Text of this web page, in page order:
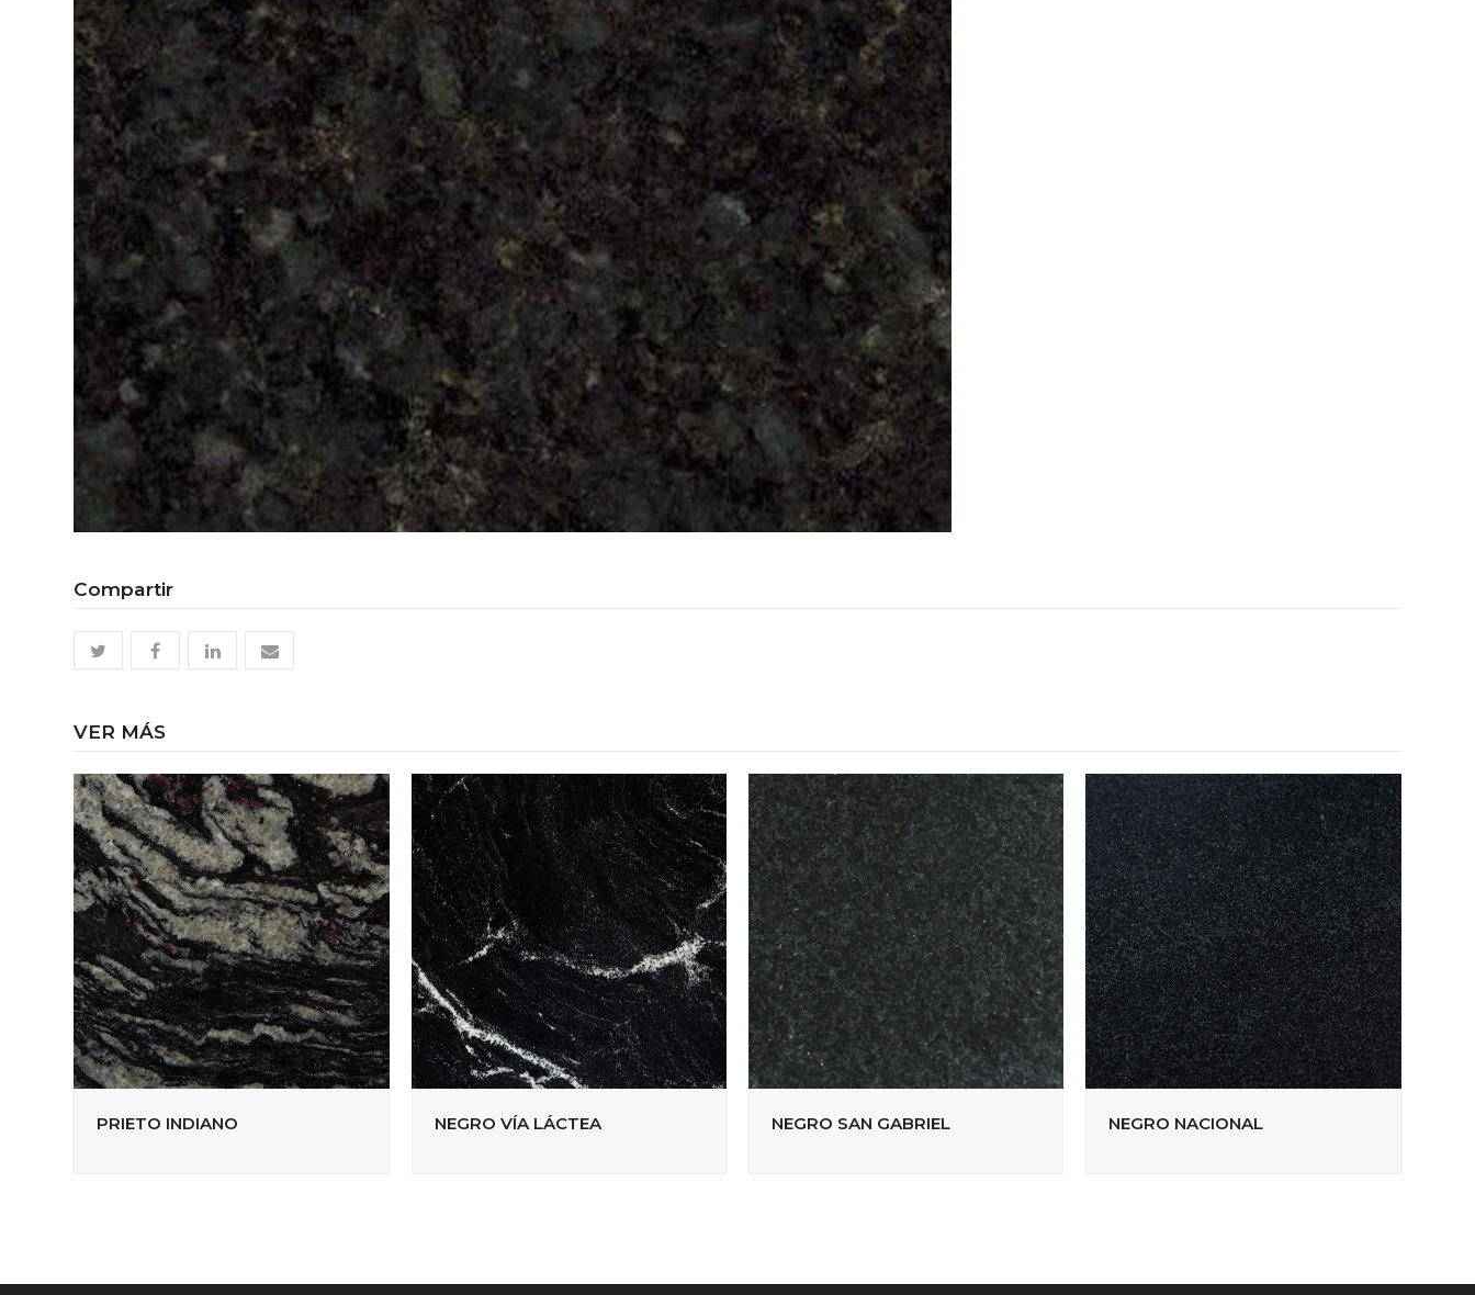
Compartir
twitterfacebooklinkedinemail
VER MÁS
PRIETO INDIANO NEGRO VÍA LÁCTEA NEGRO SAN GABRIEL NEGRO NACIONAL